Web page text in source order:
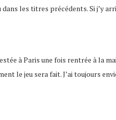
les titres précédents. Si j’y
à Paris une fois rentrée à la
le jeu sera fait. J’ai toujours